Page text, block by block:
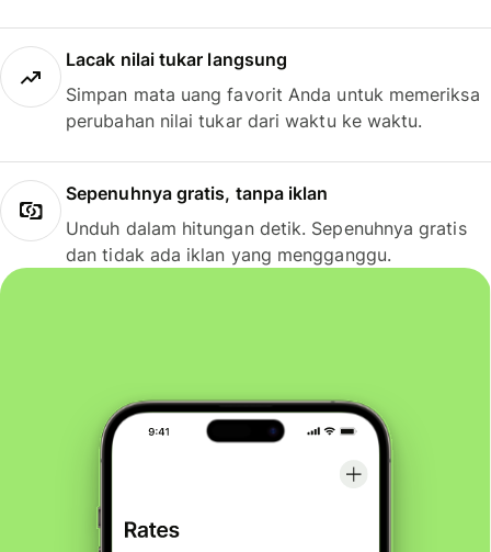
Lacak nilai tukar langsung
Simpan mata uang favorit Anda untuk memeriksa
perubahan nilai tukar dari waktu ke waktu.
Sepenuhnya gratis, tanpa iklan
Unduh dalam hitungan detik. Sepenuhnya gratis
dan tidak ada iklan yang mengganggu.